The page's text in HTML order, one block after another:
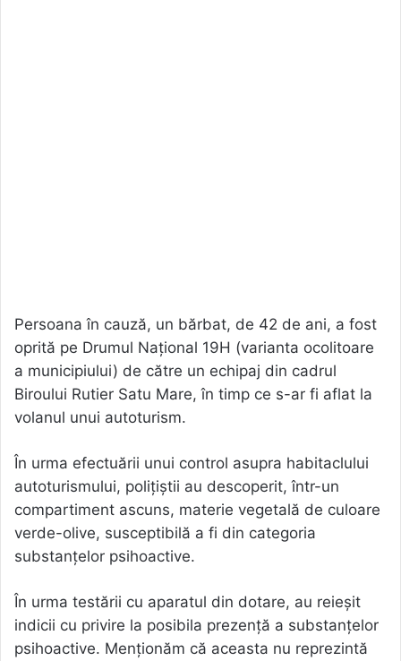
Persoana în cauză, un bărbat, de 42 de ani, a fost
oprită pe Drumul Național 19H (varianta ocolitoare
a municipiului) de către un echipaj din cadrul
Biroului Rutier Satu Mare, în timp ce s-ar fi aflat la
volanul unui autoturism.
În urma efectuării unui control asupra habitaclului
autoturismului, polițiștii au descoperit, într-un
compartiment ascuns, materie vegetală de culoare
verde-olive, susceptibilă a fi din categoria
substanțelor psihoactive.
În urma testării cu aparatul din dotare, au reieșit
indicii cu privire la posibila prezență a substanțelor
psihoactive. Menționăm că aceasta nu reprezintă